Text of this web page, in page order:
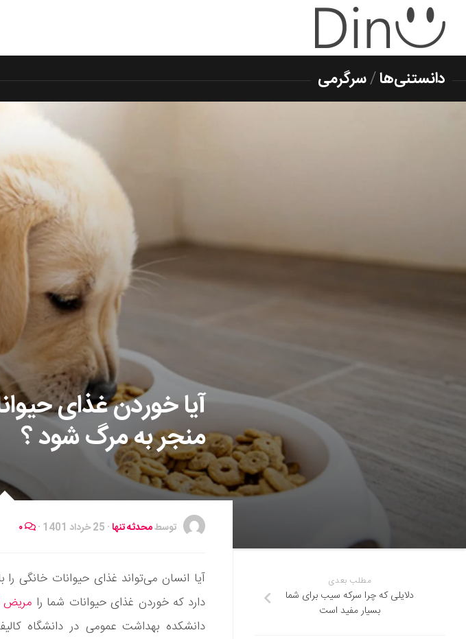
دانستنی‌ها/سرگرمی
آیا خوردن غذای
منجر به مرگ شود ؟
توسطمحدثه تنها· 25 خرداد 1401 ·
آیا انسان می‌تواند غذای حیوانات خانگی
دارد که خوردن غذای حیوانات شما را مریض
دانشکده بهداشت عمومی در دانشگاه
مطلب بعدی
دلایلی که چرا سرکه سیب برای شما
بسیار مفید است